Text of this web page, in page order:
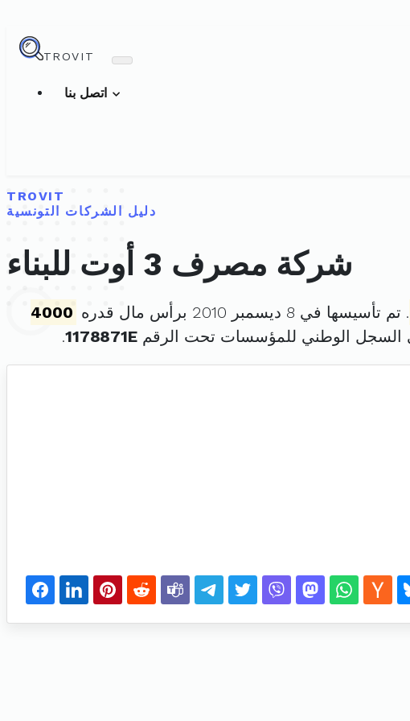
TROVIT
TROVIT
دليل الشركات التونسية
شركة مصرف 3 أوت للبناء
. تم تأسيسها في 8 ديسمبر 2010 برأس مال قدره
4000
السجل الوطني للمؤسسات تحت الرقم 1178871E
.